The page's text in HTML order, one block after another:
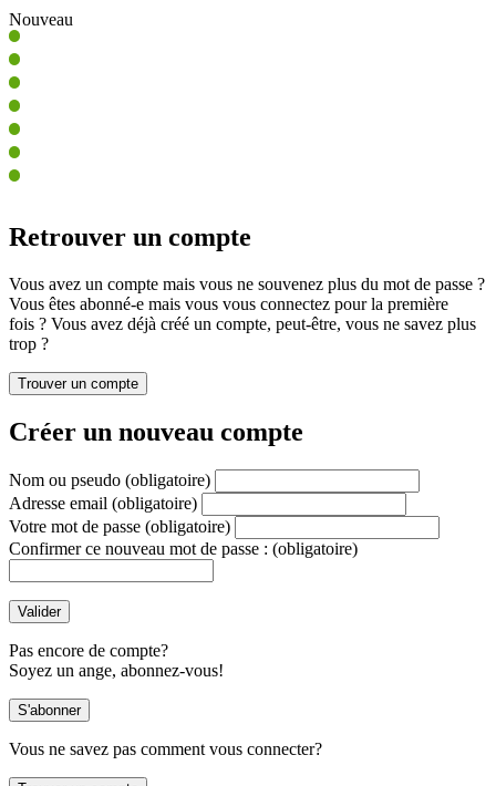
Nouveau
Retrouver un compte
Vous avez un compte mais vous ne souvenez plus du mot de passe ?
Vous êtes abonné-e mais vous vous connectez pour la première
fois ? Vous avez déjà créé un compte, peut-être, vous ne savez plus
trop ?
Créer un nouveau compte
Nom ou pseudo (obligatoire)
Adresse email (obligatoire)
Votre mot de passe (obligatoire)
Confirmer ce nouveau mot de passe : (obligatoire)
Pas encore de compte?
Soyez un ange, abonnez-vous!
Vous ne savez pas comment vous connecter?